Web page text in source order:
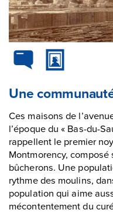
Une
Ces maisons de
l’époque du « Bas-du-
rappellent le premier
Montmorency,
bûcherons. Une
rythme des moulins,
population qui aime
mécontentement du